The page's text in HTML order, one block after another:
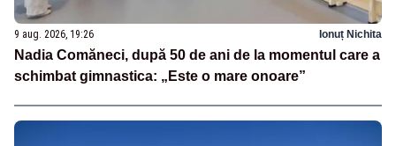
9 aug. 2026, 19:26 Ionuț Nichita
Nadia Comăneci, după 50 de ani de la momentul care a
schimbat gimnastica: „Este o mare onoare”